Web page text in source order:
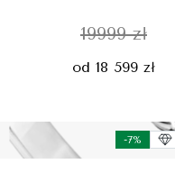
19999 zł
od 18 599 zł
-7%